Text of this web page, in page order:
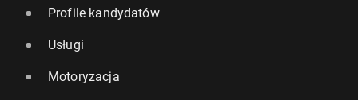
Profile kandydatów
Usługi
Motoryzacja